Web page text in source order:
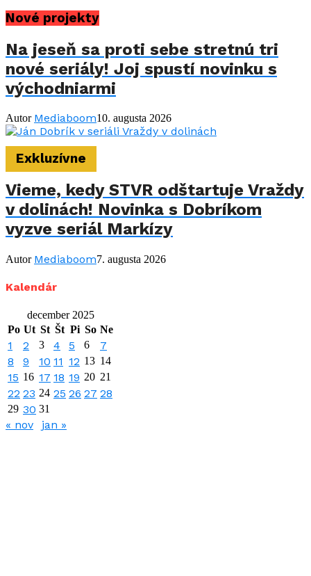
Nové projekty
Na jeseň sa proti sebe stretnú tri
nové seriály! Joj spustí novinku s
východniarmi
Autor Mediaboom10. augusta 2026
Exkluzívne
Vieme, kedy STVR odštartuje Vraždy
v dolinách! Novinka s Dobríkom
vyzve seriál Markízy
Autor Mediaboom7. augusta 2026
Kalendár
december 2025
Po Ut St Št Pi So Ne
1 2 3 4 5 6
7
8
9 10 11 12 13 14
15 16 17 18 19 20 21
22 23 24 25 26 27 28
29 30 31
« nov jan »